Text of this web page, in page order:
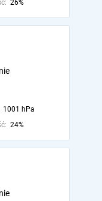
26%
1001 hPa
24%